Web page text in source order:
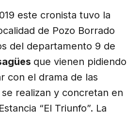
este cronista tuvo la
de Pozo Borrado
del departamento 9 de
que vienen pidiendo
con el drama de las
realizan y concretan en
“El Triunfo”. La